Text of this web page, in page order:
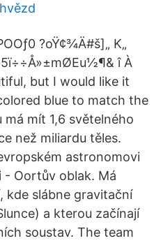
?oŸ¢¾Ä#š]„ K„
î À
but I would like it
blue to match the
mít 1,6 světelného
než miliardu těles.
astronomovi
- Oortův oblak. Má
kde slábne gravitační
a kterou začínají
soustav. The team